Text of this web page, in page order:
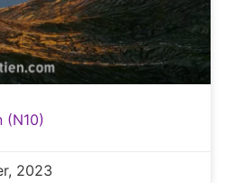
(N10)
2023